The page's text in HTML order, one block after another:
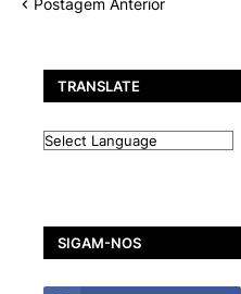
Postagem Anterior
TRANSLATE
SIGAM-NOS